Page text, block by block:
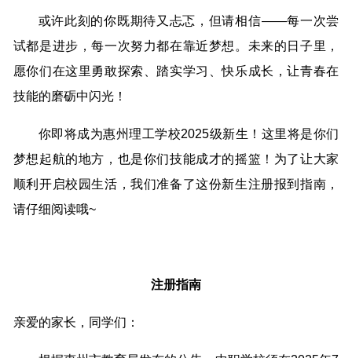
或许此刻的你既期待又忐忑，但请相信——每一次尝
试都是进步，每一次努力都在靠近梦想。未来的日子里，
愿你们在这里勇敢探索、踏实学习、快乐成长，让青春在
技能的磨砺中闪光！
你即将成为惠州理工学校2025级新生！这里将是你们
梦想起航的地方，也是你们技能成才的摇篮！为了让大家
顺利开启校园生活，我们准备了这份新生注册报到指南，
请仔细阅读哦~
注册指南
亲爱的家长，同学们：